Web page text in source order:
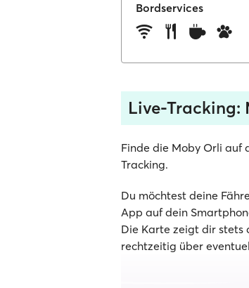
Bordservices
Live-Tracking:
Finde die Moby Orli auf
Tracking.
Du möchtest deine
App auf dein
Die Karte zeigt dir stets
rechtzeitig über